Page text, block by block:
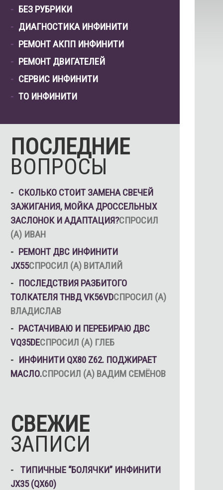
БЕЗ РУБРИКИ
ДИАГНОСТИКА ИНФИНИТИ
РЕМОНТ АКПП ИНФИНИТИ
РЕМОНТ ДВИГАТЕЛЕЙ
СЕРВИС ИНФИНИТИ
ТО ИНФИНИТИ
ПОСЛЕДНИЕ
ВОПРОСЫ
СКОЛЬКО СТОИТ ЗАМЕНА СВЕЧЕЙ
ЗАЖИГАНИЯ, МОЙКА ДРОССЕЛЬНЫХ
ЗАСЛОНОК И АДАПТАЦИЯ?СПРОСИЛ
(А) ИВАН
РЕМОНТ ДВС ИНФИНИТИ
JX55СПРОСИЛ (А) ВИТАЛИЙ
ПОСЛЕДСТВИЯ РАЗБИТОГО
ТОЛКАТЕЛЯ ТНВД VK56VDСПРОСИЛ (А)
ВЛАДИСЛАВ
РАСТАЧИВАЮ И ПЕРЕБИРАЮ ДВС
VQ35DEСПРОСИЛ (А) ГЛЕБ
ИНФИНИТИ QX80 Z62. ПОДЖИРАЕТ
МАСЛО.СПРОСИЛ (А) ВАДИМ СЕМЁНОВ
СВЕЖИЕ
ЗАПИСИ
ТИПИЧНЫЕ “БОЛЯЧКИ” ИНФИНИТИ
JX35 (QX60)